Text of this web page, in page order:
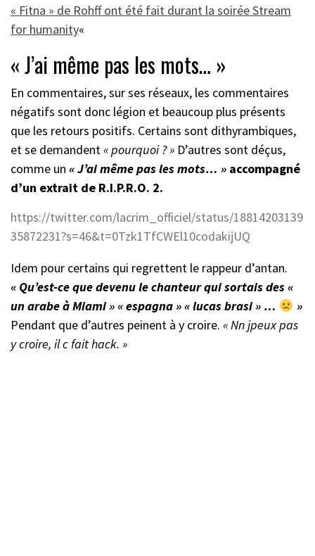
« Fitna » de Rohff ont été fait durant la soirée Stream
for humanity«
« J’ai même pas les mots… »
En commentaires, sur ses réseaux, les commentaires
négatifs sont donc légion et beaucoup plus présents
que les retours positifs. Certains sont dithyrambiques,
et se demandent« pourquoi ? » D’autres sont déçus,
comme un « J’ai même pas les mots… » accompagné
d’un extrait de R.I.P.R.O. 2.
https://twitter.com/lacrim_officiel/status/18814203139
35872231?s=46&t=0Tzk1TfCWEl10codakijUQ
Idem pour certains qui regrettent le rappeur d’antan.
« Qu’est-ce que devenu le chanteur qui sortais des «
un arabe à Miami » « espagna » « lucas brasi » …
»
Pendant que d’autres peinent à y croire. « Nn jpeux pas
y croire, il c fait hack. »